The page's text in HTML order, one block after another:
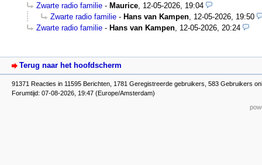
Zwarte radio familie - Maurice 12-05-2026, 19:04
Zwarte radio familie - Hans van Kampen 12-05-2026, 19:50
Zwarte radio familie - Hans van Kampen 12-05-2026, 20:24
Terug naar het hoofdscherm
91371 Reacties in 11595 Berichten, 1781 Geregistreerde gebruikers, 583 Gebruikers
Forumtijd: 07-08-2026, 19:47 (Europe/Amsterdam)